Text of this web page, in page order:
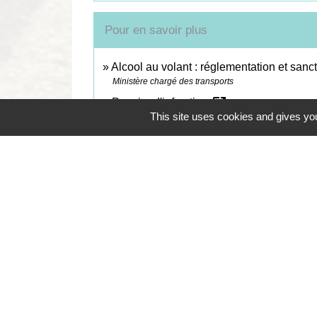
Pour en savoir plus
Alcool au volant : réglementation et
Ministère chargé des transports
Dossier d'infractionopen_in_new
Ministère chargé de l'intérieur
This site uses cookies and gives